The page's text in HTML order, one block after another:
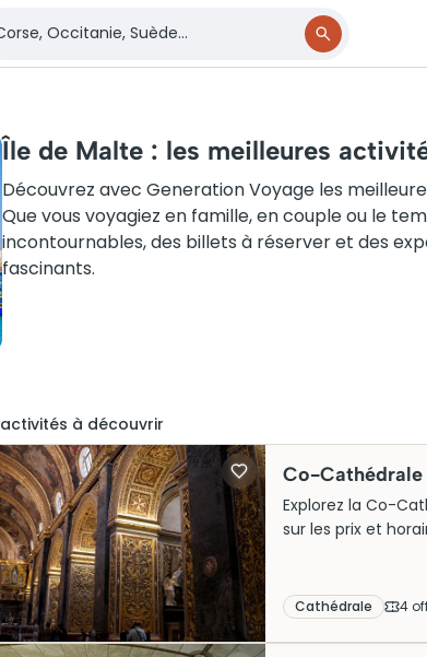
Île de Malte : les meilleures
Découvrez avec Generation Voyage les
Que vous voyagiez en famille, en couple ou le
incontournables, des billets à réserver et des
fascinants.
activités à découvrir
Co-
Explorez la Co-
sur les prix et
Cathédrale 4